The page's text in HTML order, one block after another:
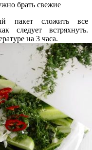
брать свежие
пакет сложить все
следует встряхнуть.
на 3 часа.